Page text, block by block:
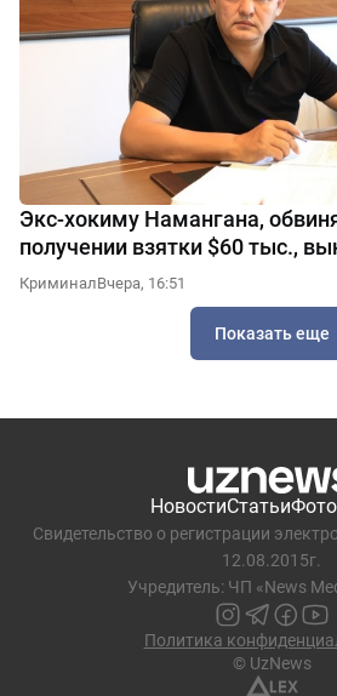
Экс-хокиму Намангана,
получении взятки $60 тыс.,
КриминалВчера, 16:51
Показать еще
НовостиСтатьиФото
Свидетельство о регистрации
12.08.2015г.
Учредитель: ЧП «News
Политика
© UzNews